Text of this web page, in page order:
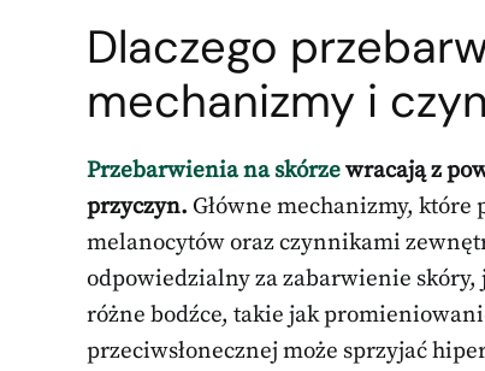
Dlaczego
mechanizmy i
Przebarwienia na skórzewracają z
przyczyn. Główne mechanizmy,
melanocytów oraz czynnikami
odpowiedzialny za zabarwienie
różne bodźce, takie jak
przeciwsłonecznej może sprzyjać